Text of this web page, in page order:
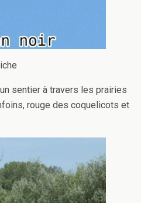
sentier à travers les prairies
rouge des coquelicots et